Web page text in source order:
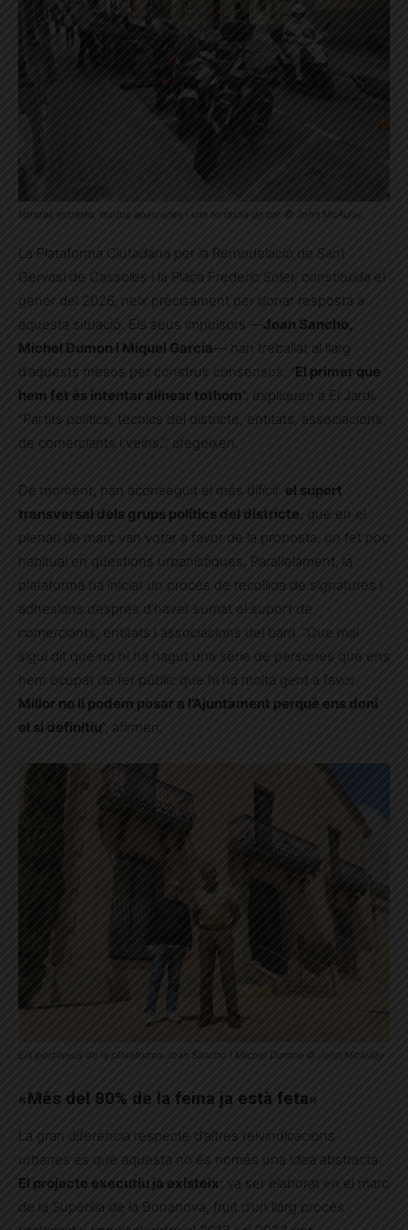
Voreres estretes, motos aparcades i una terrassa de bar © John McAulay
La Plataforma Ciutadana per la Remodelació de Sant
Gervasi de Cassoles i la Plaça Frederic Soler, constituïda el
gener del 2026, neix precisament per donar resposta a
aquesta situació. Els seus impulsors —Joan Sancho,
Michel Dumon i Miquel García— han treballat al llarg
d’aquests mesos per construir consensos. “El primer que
hem fet és intentar alinear tothom”, expliquen a El Jardí.
“Partits polítics, tècnics del districte, entitats, associacions
de comerciants i veïns.”, afegeixen.
De moment, han aconseguit el més difícil:
el suport
transversal dels grups polítics del districte, que en el
plenari de març van votar a favor de la proposta, un fet poc
habitual en qüestions urbanístiques. Paral·lelament, la
plataforma ha iniciat un procés de recollida de signatures i
adhesions després d’haver sumat el suport de
comerciants, entitats i associacions del barri. “Que mai
sigui dit que no hi ha hagut una sèrie de persones que ens
hem ocupat de fer públic que hi ha molta gent a favor.
Millor no li podem posar a l’Ajuntament perquè ens doni
el sí definitiu”, afirmen.
Els portaveus de la plataforma Joan Sancho i Michel Dumon © John McAulay
«Més del 80% de la feina ja està feta»
La gran diferència respecte d’altres reivindicacions
urbanes és que aquesta no és només una idea abstracta.
El projecte executiu ja existeix: va ser elaborat en el marc
de la Superilla de la Bonanova, fruit d’un llarg procés